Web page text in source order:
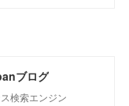
ブログ
検索エンジン